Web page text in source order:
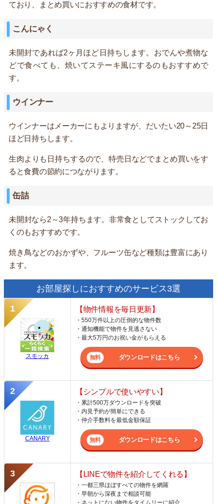
ており、まとめ買いにおすすめの食材です。
こんにゃく
未開封であれば2ヶ月ほど日持ちします。おでんや煮物な
どで食べても、焼いてステーキ風にするのもおすすめで
す。
ウインナー
ウインナーはメーカーにもよりますが、だいたい20～25日
ほど日持ちします。
生肉よりも日持ちするので、特売日などでまとめ買いをす
ると食費の節約につながります。
缶詰
未開封なら2～3年持ちます。非常食としてストックしてお
くのもおすすめです。
焼き鳥などのおかずや、フルーツ缶など種類は豊富にあり
ます。
お部屋探しにおすすめのサービス3選
スモッカ
【物件情報を毎日更新】
・550万件以上の圧倒的な物件数
・通知機能で物件を見逃さない
・最大5万円のお祝い金がもらえる
ダウンロードはこちら
CANARY
【シンプルで使いやすい】
・累計500万ダウンロードを突破
・内見予約が簡単にできる
・仲介手数料を最低金額保証
ダウンロードはこちら
【LINEで物件を紹介してくれる】
・一都三県ほぼすべての物件を網羅
・早朝から深夜まで相談可能